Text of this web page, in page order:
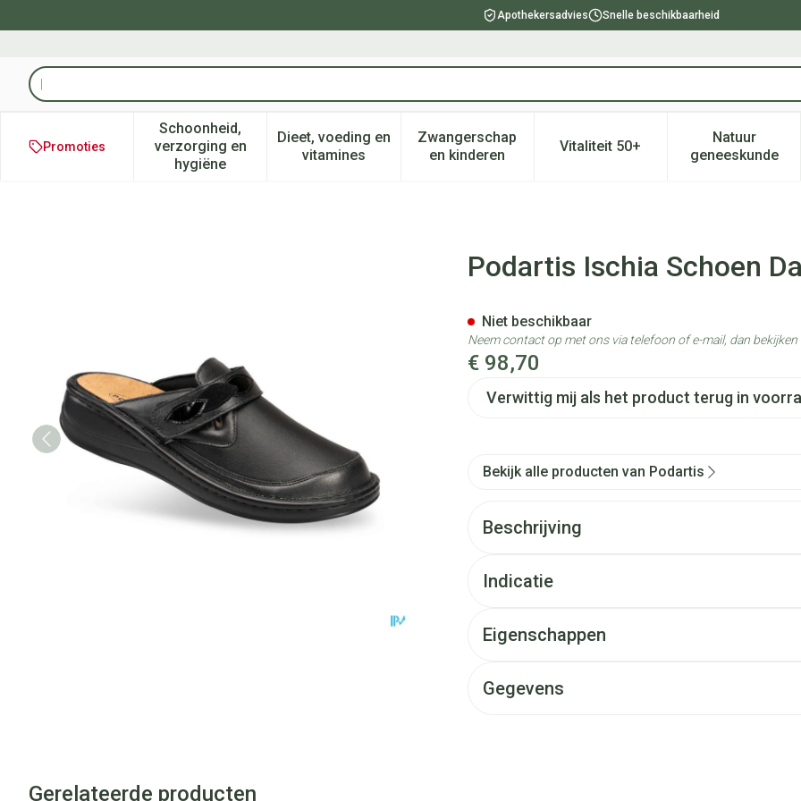
Apothekersadvies Snelle beschikbaarheid
Product, merk, categorie...
Promoties
Schoonheid,
verzorging en
hygiëne
Toon submenu voor Schoonheid, verzorging en hygiëne categorie
Dieet, voeding en
vitaminesToon submenu voor Dieet, voeding en vitamines categorie
Zwangerschap
en kinderenToon submenu voor Zwangerschap en kinderen
Vitaliteit 50+Toon submenu voor Vitaliteit
Natuur
geneeskunde
Toon
Podartis Ischia Schoen Dame Zwart 39 W-lPodartis Ischia Schoen
€ 98,70
Verwittig mij als het product terug in
Niet beschikbaar
Neem contact op met ons via telefoon of e-mail, dan bekijken
Bekijk alle producten van Podartis
Beschrijving
Indicatie
Eigenschappen
Gegevens
Gerelateerde producten